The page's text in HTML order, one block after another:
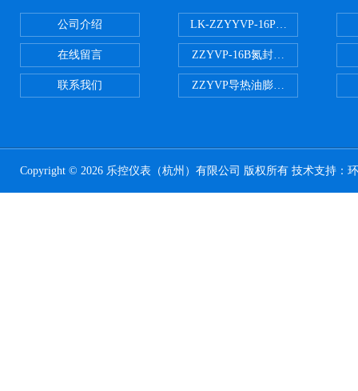
公司介绍
在线留言
联系我们
LK-ZZYYVP-16P不锈钢氮封阀
ZZYVP-16B氮封供氮阀
ZZYVP导热油膨胀槽氮封阀
Copyright © 2026 乐控仪表（杭州）有限公司 版权所有 技术支持：